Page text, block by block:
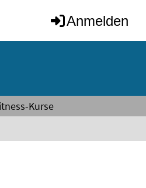
Anmelden
Kurse